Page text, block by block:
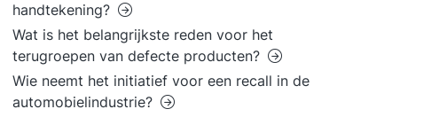
handtekening?
Wat is het belangrijkste reden voor het
terugroepen van defecte producten?
Wie neemt het initiatief voor een recall in de
automobielindustrie?